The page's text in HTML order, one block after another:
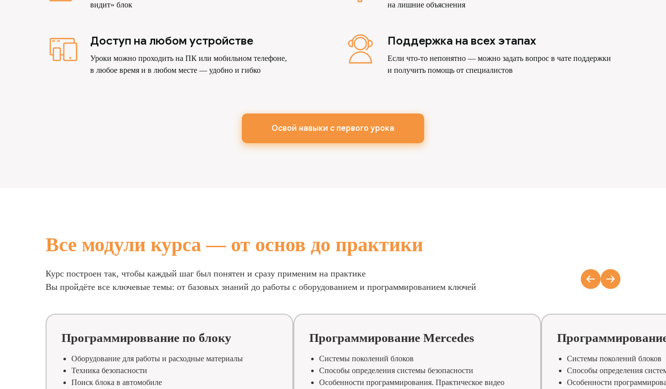
видит» блок
на лишние объяснения
Доступ на любом устройстве
Уроки можно проходить на ПК или мобильном телефоне,
в любое время и в любом месте — удобно и гибко
Поддержка на всех этапах
Если что-то непонятно — можно задать вопрос в чате поддержки
и получить помощь от специалистов
Освой навыки с первого урока
Все модули курса — от основ до практики
Курс построен так, чтобы каждый шаг был понятен и сразу применим на практике
Вы пройдёте все ключевые темы: от базовых знаний до работы с оборудованием и программированием ключей
Программироввание по блоку
Оборудование для работы и расходные материалы
Техника безопасности
Поиск блока в автомобиле
Программирование Merсedes
Системы поколений блоков
Способы определения системы безопасности
Особенности программирования. Практическое видео
Системы поколений блоков
Способы определения
Особенности